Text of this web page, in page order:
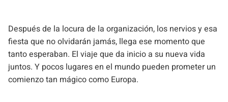
Después de la locura de la organización, los nervios y esa
fiesta que no olvidarán jamás, llega ese momento que
tanto esperaban. El viaje que da inicio a su nueva vida
juntos. Y pocos lugares en el mundo pueden prometer un
comienzo tan mágico como Europa.